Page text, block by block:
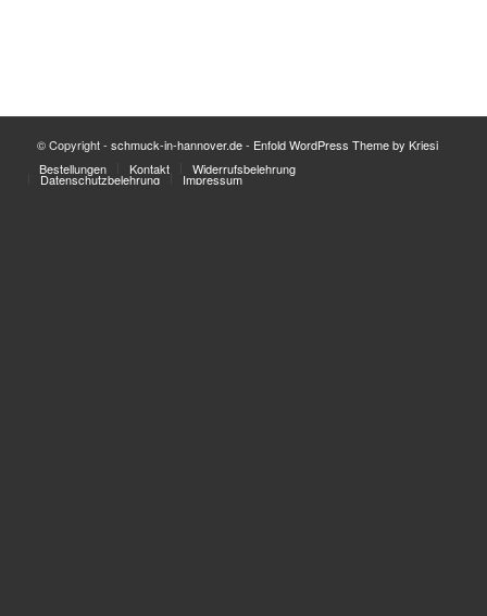
© Copyright - schmuck-in-hannover.de- Enfold WordPress Theme by Kriesi
Bestellungen
Kontakt Widerrufsbelehrung
Datenschutzbelehrung Impressum